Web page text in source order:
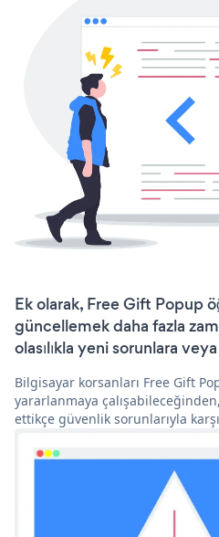
Ek olarak, Free Gift Popup
güncellemek daha fazla
olasılıkla yeni sorunlara
Bilgisayar korsanları Free Gift
yararlanmaya
ettikçe güvenlik sorunlarıyla